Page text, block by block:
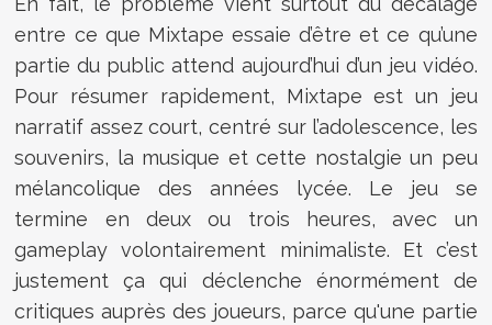
entre ce que Mixtape essaie d’être et ce qu’une
partie du public attend aujourd’hui d’un jeu vidéo.
Pour résumer rapidement, Mixtape est un jeu
narratif assez court, centré sur l’adolescence, les
souvenirs, la musique et cette nostalgie un peu
mélancolique des années lycée. Le jeu se
termine en deux ou trois heures, avec un
gameplay volontairement minimaliste. Et c’est
justement ça qui déclenche énormément de
critiques auprès des joueurs, parce qu'une partie